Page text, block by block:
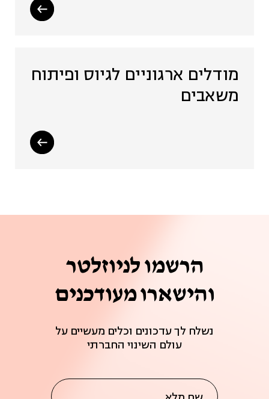
מודלים ארגוניים לגיוס ופיתוח
משאבים
הרשמו לניוזלטר
והישארו מעודכנים
נשלח לך עדכונים וכלים מעשיים על
עולם השינוי החברתי